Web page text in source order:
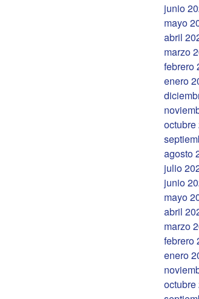
junio
mayo
abril
marzo
febrero
enero
octubre
agosto
julio
junio
mayo
abril
marzo
febrero
enero
octubre